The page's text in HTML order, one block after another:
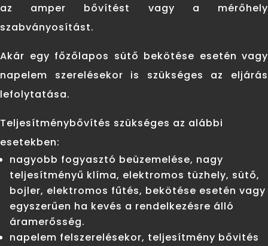
az amper bővítést vagy a mérőhely
szabványosítást.
Akár egy főzőlapos sütő bekötése esetén vagy
napelem szerelésekor is szükséges az eljárás
lefolytatása.
Teljesítménybővítés szükséges az alábbi
esetekben:
nagyobb fogyasztó beüzemelése, nagy
teljesítményű klíma, elektromos tüzhely, sütő,
bojler, elektromos fűtés, bekötése esetén vagy
egyszerűen ha kevés a rendelkezésre álló
áramerősség.
napelem felszerelésekor, teljesítmény bővités